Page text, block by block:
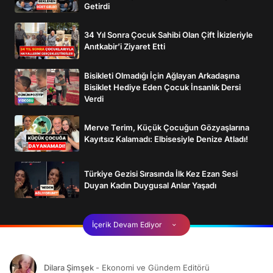
Getirdi
34 Yıl Sonra Çocuk Sahibi Olan Çift İkizleriyle
Anıtkabir’i Ziyaret Etti
Bisikleti Olmadığı İçin Ağlayan Arkadaşına
Bisiklet Hediye Eden Çocuk İnsanlık Dersi
Verdi
Merve Terim, Küçük Çocuğun Gözyaşlarına
Kayıtsız Kalamadı: Elbisesiyle Denize Atladı!
Türkiye Gezisi Sırasında İlk Kez Ezan Sesi
Duyan Kadın Duygusal Anlar Yaşadı
İçerik Devam Ediyor
Dilara Şimşek - Ekonomi ve Gündem Editörü